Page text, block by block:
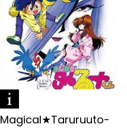
Magical★Taruruuto-